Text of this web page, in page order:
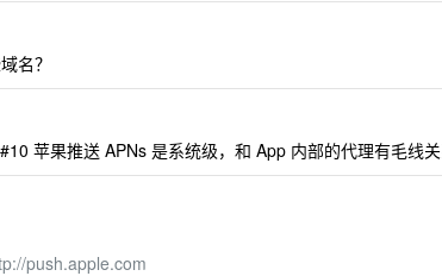
名？
#10 苹果推送 APNs 是系统级，和 App 内部的代理有毛线
push.apple.com